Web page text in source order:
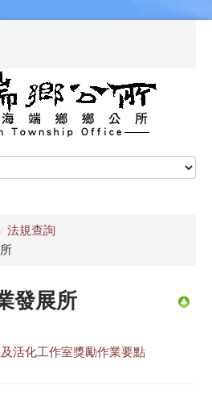
/ 法規查詢
發展所
活化工作室獎勵作業要點